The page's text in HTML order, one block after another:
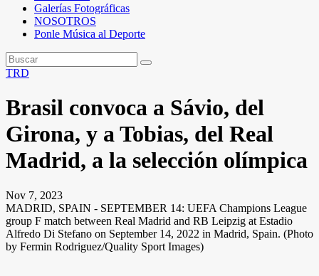
Galerías Fotográficas
NOSOTROS
Ponle Música al Deporte
TRD
Brasil convoca a Sávio, del
Girona, y a Tobias, del Real
Madrid, a la selección olímpica
Nov 7, 2023
MADRID, SPAIN - SEPTEMBER 14: UEFA Champions League
group F match between Real Madrid and RB Leipzig at Estadio
Alfredo Di Stefano on September 14, 2022 in Madrid, Spain. (Photo
by Fermin Rodriguez/Quality Sport Images)